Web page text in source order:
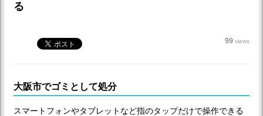
る
99 views
大阪市でゴミとして処分
スマートフォンやタブレットなど指のタップだけで操作できる